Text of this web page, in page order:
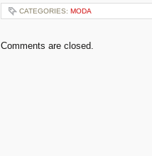
CATEGORIES: MODA
Comments are closed.